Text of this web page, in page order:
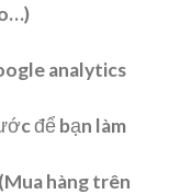
analytics
để bạn làm
hàng trên